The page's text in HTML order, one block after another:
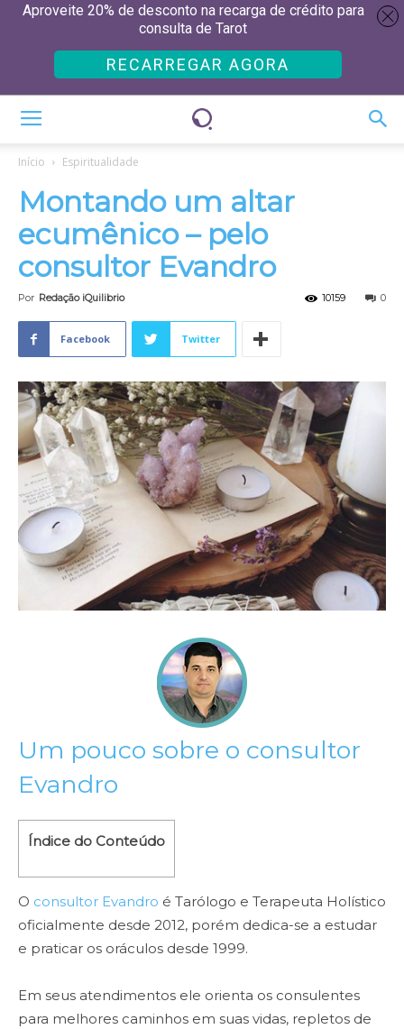
Início Espiritualidade
Montando um altar
ecumênico – pelo
consultor Evandro
Por Redação iQuilibrio 0
10159
Facebook Twitter
Um pouco sobre o consultor
Evandro
Índice do Conteúdo
O consultor Evandro é Tarólogo e Terapeuta Holístico
oficialmente desde 2012, porém dedica-se a estudar
e praticar os oráculos desde 1999.
Em seus atendimentos ele orienta os consulentes
para melhores caminhos em suas vidas, repletos de
Aproveite 20% de desconto na recarga de crédito para
consulta de Tarot
RECARREGAR AGORA